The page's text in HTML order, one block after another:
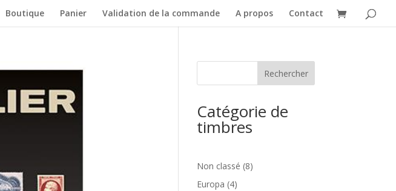
Boutique Panier Validation de la commande A propos Contact
Catégorie de
timbres
Non classé 88
Europa 44